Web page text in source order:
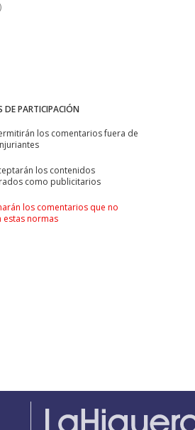
)
DE PARTICIPACIÓN
los comentarios fuera de
los contenidos
como publicitarios
los comentarios que no
estas normas